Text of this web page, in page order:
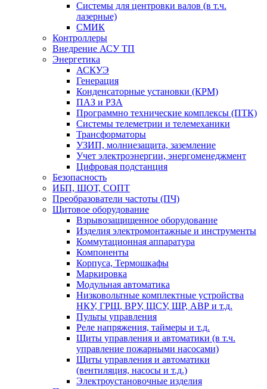
Системы для центровки валов (в т.ч.
лазерные)
СМИК
Контроллеры
Внедрение АСУ ТП
Энергетика
АСКУЭ
Генерация
Конденсаторные установки (КРМ)
ПАЗ и РЗА
Программно технические комплексы (ПТК)
Системы телеметрии и телемеханики
Трансформаторы
УЗИП, молниезащита, заземление
Учет электроэнергии, энергоменеджмент
Цифровая подстанция
Безопасность
ИБП, ШОТ, СОПТ
Преобразователи частоты (ПЧ)
Щитовое оборудование
Взрывозащищенное оборудование
Изделия электромонтажные и инструменты
Коммутационная аппаратура
Компоненты
Корпуса, Термошкафы
Маркировка
Модульная автоматика
Низковольтные комплектные устройства
НКУ, ГРЩ, ВРУ, ЩСУ, ШР, АВР и т.д.
Пульты управления
Реле напряжения, таймеры и т.д.
Щиты управления и автоматики (в т.ч.
управление пожарными насосами)
Щиты управления и автоматики
(вентиляция, насосы и т.д.)
Электроустановочные изделия